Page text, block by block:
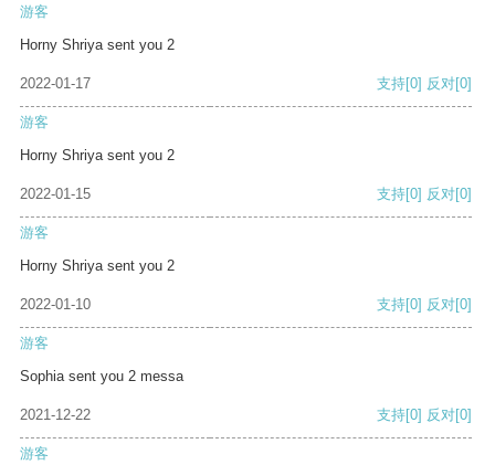
游客
Horny Shriya sent you 2
2022-01-17 支持[0] 反对[0]
游客
Horny Shriya sent you 2
2022-01-15 支持[0] 反对[0]
游客
Horny Shriya sent you 2
2022-01-10 支持[0] 反对[0]
游客
Sophia sent you 2 messa
2021-12-22 支持[0] 反对[0]
游客